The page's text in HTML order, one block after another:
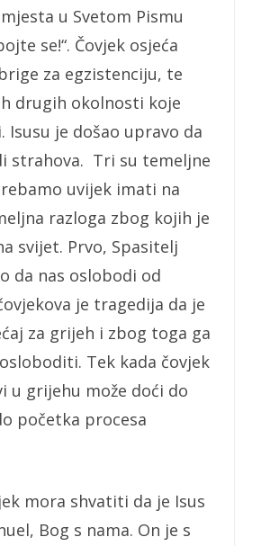
u Svetom Pismu
se!“. Čovjek osjeća
za egzistenciju, te
drugih okolnosti koje
Isusu je došao upravo da
strahova. Tri su temeljne
uvijek imati na
razloga zbog kojih je
svijet. Prvo, Spasitelj
da nas oslobodi od
je tragedija da je
za grijeh i zbog toga ga
Tek kada čovjek
u grijehu može doći do
početka procesa
mora shvatiti da je Isus
Bog s nama. On je s